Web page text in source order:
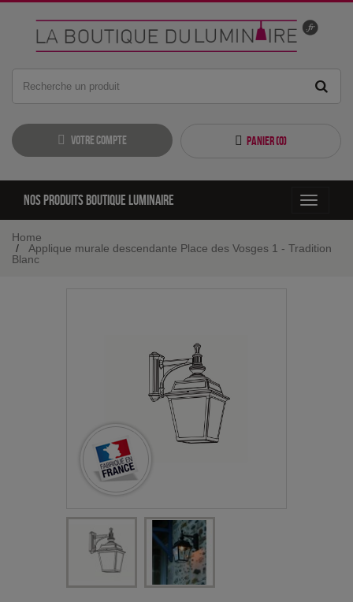
Votre compte Panier (0)
Toggle
Nos produits boutique luminaire
Home
Applique murale descendante Place des Vosges 1 - Tradition
Blanc